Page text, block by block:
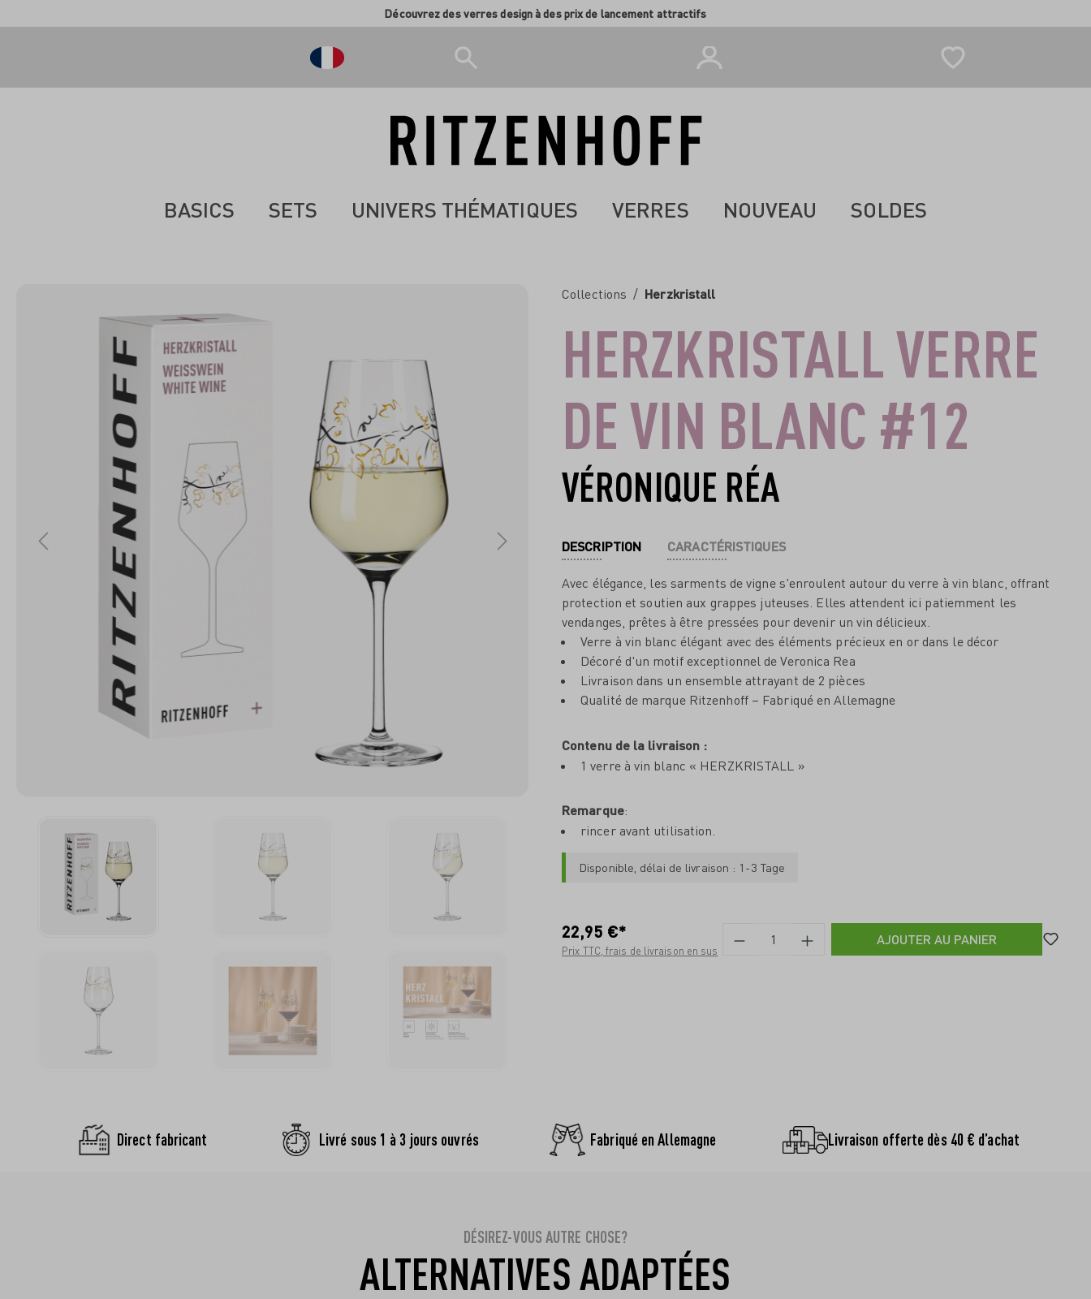
Découvrez des verres design à des prix de lancement attractifs
BASICS SETS UNIVERS THÉMATIQUES VERRES NOUVEAU SOLDES
Collections / Herzkristall
HERZKRISTALL VERRE
DE VIN BLANC #12
VÉRONIQUE RÉA
DESCRIPTION CARACTÉRISTIQUES
Avec élégance, les sarments de vigne s'enroulent autour du verre à vin blanc, offrant
protection et soutien aux grappes juteuses. Elles attendent ici patiemment les
vendanges, prêtes à être pressées pour devenir un vin délicieux.
Verre à vin blanc élégant avec des éléments précieux en or dans le décor
Décoré d'un motif exceptionnel de Veronica Rea
Livraison dans un ensemble attrayant de 2 pièces
Qualité de marque Ritzenhoff – Fabriqué en Allemagne
Contenu de la livraison :
1 verre à vin blanc « HERZKRISTALL »
Remarque:
rincer avant utilisation.
Disponible, délai de livraison : 1-3 Tage
22,95 €*
Prix TTC, frais de livraison en sus
AJOUTER AU PANIER
Direct fabricant Livré sous 1 à 3 jours ouvrés Fabriqué en Allemagne Livraison offerte dès 40 € d’achat
DÉSIREZ-VOUS AUTRE CHOSE?
ALTERNATIVES ADAPTÉES